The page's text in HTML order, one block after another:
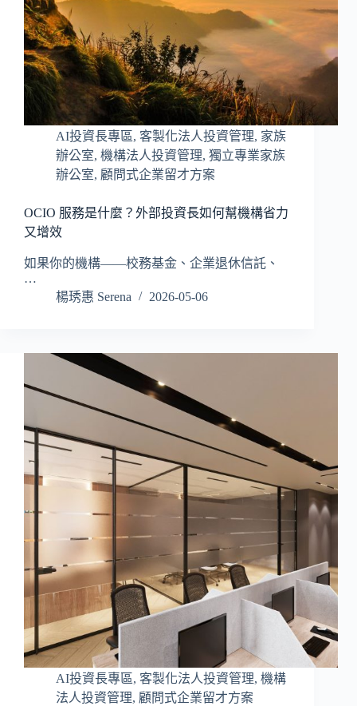
AI投資長專區, 客製化法人投資管理, 家族
辦公室, 機構法人投資管理, 獨立專業家族
辦公室, 顧問式企業留才方案
OCIO 服務是什麼？外部投資長如何幫機構省力
又增效
如果你的機構——校務基金、企業退休信託、
…
楊琇惠 Serena
2026-05-06
AI投資長專區, 客製化法人投資管理, 機構
法人投資管理, 顧問式企業留才方案